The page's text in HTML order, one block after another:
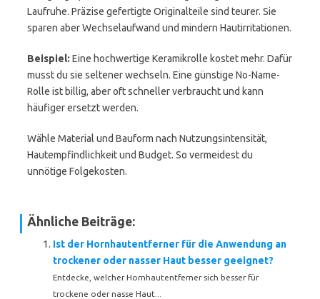
Laufruhe. Präzise gefertigte Originalteile sind teurer. Sie
sparen aber Wechselaufwand und mindern Hautirritationen.
Beispiel: Eine hochwertige Keramikrolle kostet mehr. Dafür
musst du sie seltener wechseln. Eine günstige No-Name-
Rolle ist billig, aber oft schneller verbraucht und kann
häufiger ersetzt werden.
Wähle Material und Bauform nach Nutzungsintensität,
Hautempfindlichkeit und Budget. So vermeidest du
unnötige Folgekosten.
Ähnliche Beiträge:
Ist der Hornhautentferner für die Anwendung an
trockener oder nasser Haut besser geeignet?
Entdecke, welcher Hornhautentferner sich besser für
trockene oder nasse Haut...